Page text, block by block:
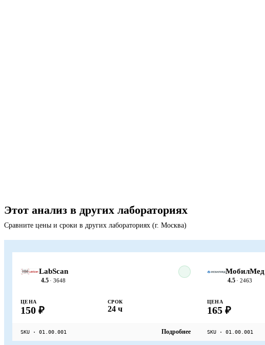
Этот анализ в других лабораториях
Сравните цены и сроки в других лабораториях (г. Москва)
LabScan
4.5 · 3648
ЦЕНА
150 ₽
СРОК
24 ч
SKU · 01.00.001 Подробнее
МобилМед
4.5 · 2463
ЦЕНА
165 ₽
SKU · 01.00.001